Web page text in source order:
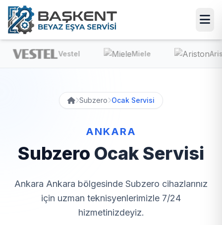
Vestel Miele Ariston
Subzero Ocak Servisi
ANKARA
Subzero Ocak Servisi
Ankara Ankara bölgesinde Subzero cihazlarınız
için uzman teknisyenlerimizle 7/24
hizmetinizdeyiz.